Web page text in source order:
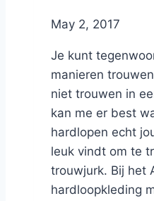
ByNicole
May 2, 2017
Je kunt
manieren
niet trouwen in
kan me er best
hardlopen echt
leuk vindt om te
trouwjurk. Bij het
hardloopkleding